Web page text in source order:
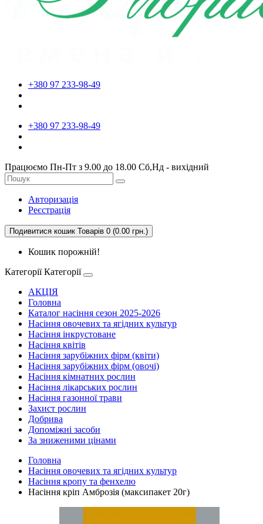
+380 97 233-98-49
+380 97 233-98-49
Працюємо Пн-Пт з 9.00 до 18.00 Сб,Нд - вихідний
Авторизація
Реєстрація
Подивитися кошик Товарів 0 (0.00 грн.)
Кошик порожній!
Категорії Категорії
АКЦІЯ
Головна
Каталог насіння сезон 2025-2026
Насіння овочевих та ягідних культур
Насіння інкрустоване
Насіння квітів
Насіння зарубіжних фірм (квіти)
Насіння зарубіжних фірм (овочі)
Насіння кімнатних рослин
Насіння лікарських рослин
Насіння газонної трави
Захист рослин
Добрива
Допоміжні засоби
За зниженими цінами
Головна
Насіння овочевих та ягідних культур
Насіння кропу та фенхелю
Насіння кріп Амброзія (максипакет 20г)